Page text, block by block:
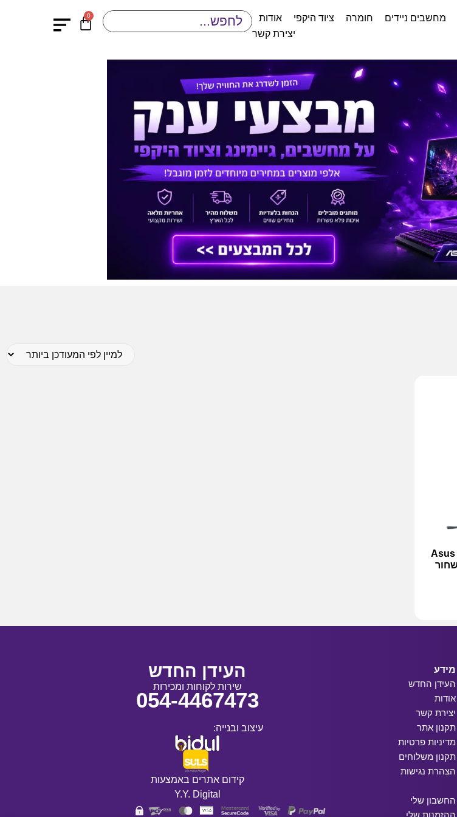
מחשבים ניידים חומרה ציוד היקפי
אודות
יצירת קשר
0
תיק גב למחשב נייד עד 17 אינץ Asus
מידע
העידן החדש
אודות
יצירת קשר
תקנון אתר
מדיניות פרטיות
תקנון משלוחים
הצהרת נגישות
החשבון שלי
העידן החדש
שירות לקוחות ומכירות
054-4467473
עיצוב ובנייה:
קידום אתרים באמצעות
Y.Y. Digital